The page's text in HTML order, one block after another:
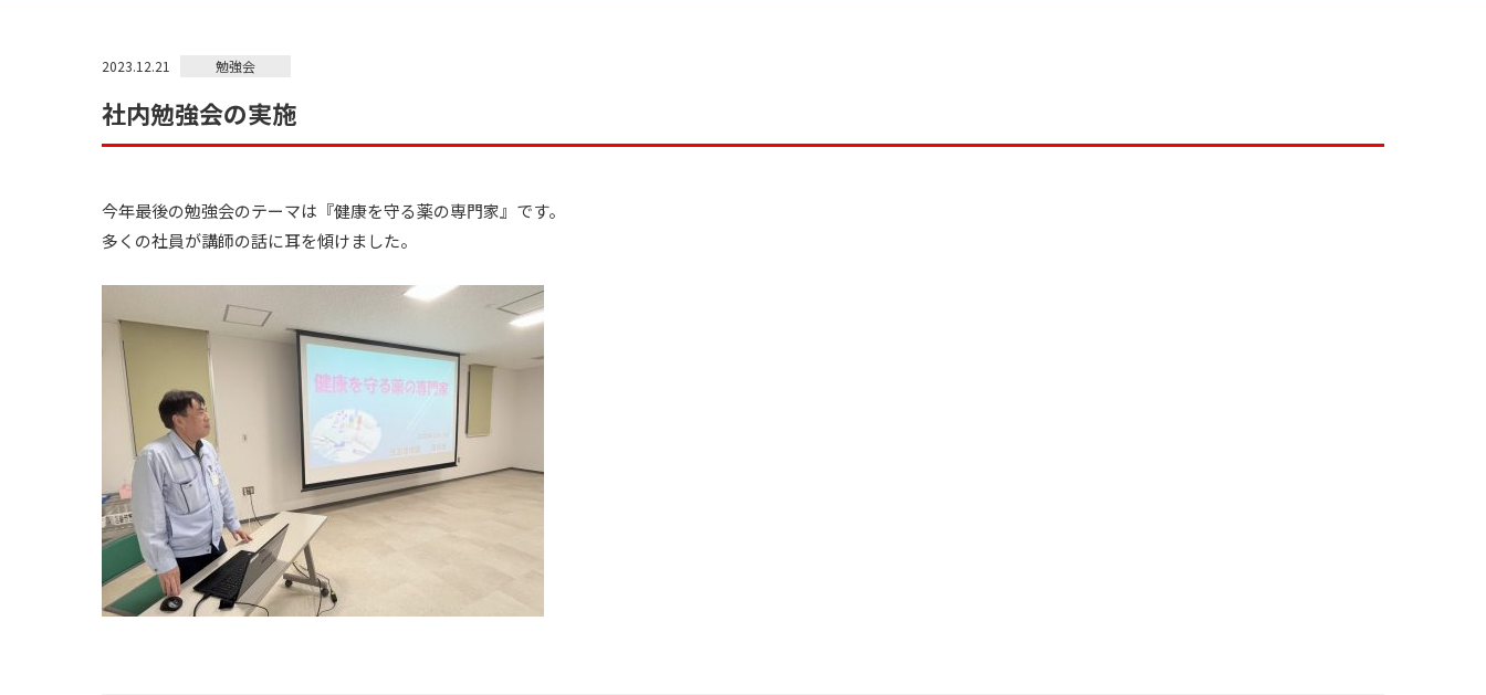
2023.12.21 勉強会
社内勉強会の実施
今年最後の勉強会のテーマは『健康を守る薬の専門家』です。
多くの社員が講師の話に耳を傾けました。